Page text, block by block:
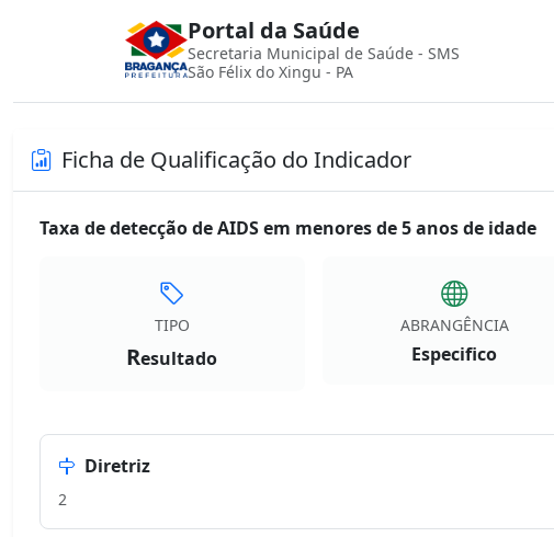
Portal da Saúde
Secretaria Municipal de Saúde - SMS
São Félix do Xingu - PA
Ficha de Qualificação do Indicador
Taxa de detecção de AIDS em menores de 5 anos de idade
TIPO
Resultado
ABRANGÊNCIA
Especifico
Diretriz
2